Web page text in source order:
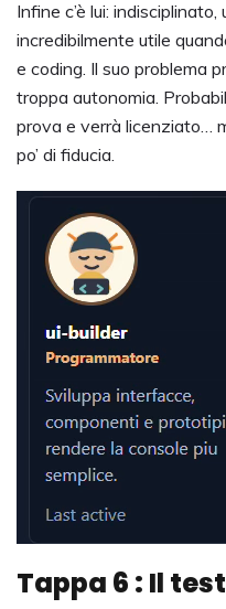
Infine c’è lui: indisciplinato,
incredibilmente utile
e coding. Il suo problema
troppa autonomia.
prova e verrà licenziato…
po’ di fiducia.
Tappa 6 : Il